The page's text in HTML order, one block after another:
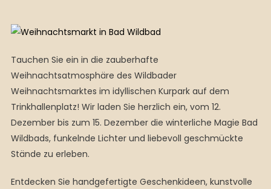
Tauchen Sie ein in die zauberhafte
Weihnachtsatmosphäre des Wildbader
Weihnachtsmarktes im idyllischen Kurpark auf dem
Trinkhallenplatz! Wir laden Sie herzlich ein, vom 12.
Dezember bis zum 15. Dezember die winterliche Magie Bad
Wildbads, funkelnde Lichter und liebevoll geschmückte
Stände zu erleben.
Entdecken Sie handgefertigte Geschenkideen, kunstvolle